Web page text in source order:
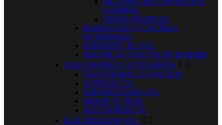
CAMPING
OTROS MUEBLES
BARBACOAS Y COCINAS
EXTERIORES
DEPORTES, PLAYA.
MOCHILAS Y SACOS DE DORMIR
TELEVISORES Y ACCESORIOS  
TELEVISORES 12 VOLTIOS
ANTENAS TV.
SOPORTES PARA TV.
SMART TV BOX.
ACCESORIOS TV
ELECTRICIDAD 12V.  